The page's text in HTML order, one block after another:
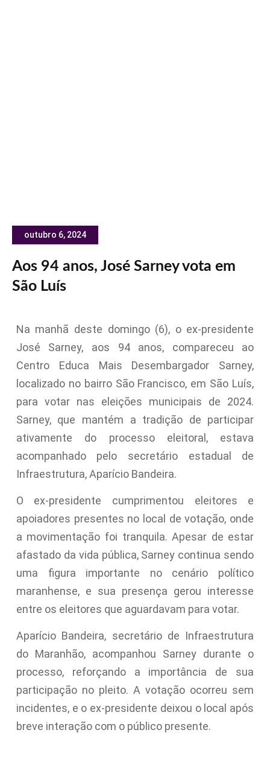
outubro 6, 2024
Aos 94 anos, José Sarney vota em
São Luís
Na manhã deste domingo (6), o ex-presidente
José Sarney, aos 94 anos, compareceu ao
Centro Educa Mais Desembargador Sarney,
localizado no bairro São Francisco, em São Luís,
para votar nas eleições municipais de 2024.
Sarney, que mantém a tradição de participar
ativamente do processo eleitoral, estava
acompanhado pelo secretário estadual de
Infraestrutura, Aparício Bandeira.
O ex-presidente cumprimentou eleitores e
apoiadores presentes no local de votação, onde
a movimentação foi tranquila. Apesar de estar
afastado da vida pública, Sarney continua sendo
uma figura importante no cenário político
maranhense, e sua presença gerou interesse
entre os eleitores que aguardavam para votar.
Aparício Bandeira, secretário de Infraestrutura
do Maranhão, acompanhou Sarney durante o
processo, reforçando a importância de sua
participação no pleito. A votação ocorreu sem
incidentes, e o ex-presidente deixou o local após
breve interação com o público presente.